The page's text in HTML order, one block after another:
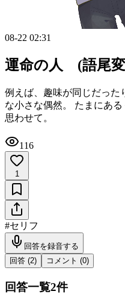
08-22 02:31
運命の人 (語尾
例えば、趣味が同じだった
な小さな偶然。 たまにあ
思わせて。
116
1
#セリフ
回答を録音する
回答 (2) コメント (0)
回答一覧2件